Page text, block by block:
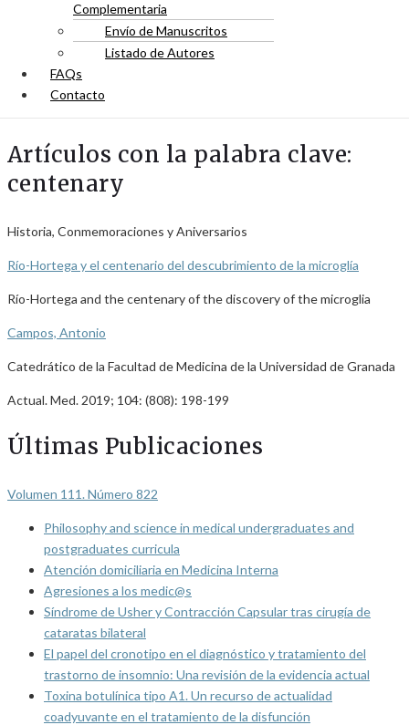
Complementaria
Envío de Manuscritos
Listado de Autores
FAQs
Contacto
Artículos con la palabra clave:
centenary
Historia, Conmemoraciones y Aniversarios
Río-Hortega y el centenario del descubrimiento de la microglía
Río-Hortega and the centenary of the discovery of the microglia
Campos, Antonio
Catedrático de la Facultad de Medicina de la Universidad de Granada
Actual. Med. 2019; 104: (808): 198-199
Últimas Publicaciones
Volumen 111. Número 822
Philosophy and science in medical undergraduates and
postgraduates curricula
Atención domiciliaria en Medicina Interna
Agresiones a los medic@s
Síndrome de Usher y Contracción Capsular tras cirugía de
cataratas bilateral
El papel del cronotipo en el diagnóstico y tratamiento del
trastorno de insomnio: Una revisión de la evidencia actual
Toxina botulínica tipo A1. Un recurso de actualidad
coadyuvante en el tratamiento de la disfunción